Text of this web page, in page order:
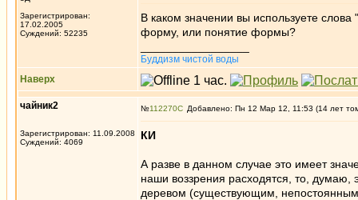
Зарегистрирован:
17.02.2005
Суждений: 52235
В каком значении вы используете
форму, или понятие формы?
Буддизм чистой воды
Наверх
чайник2
Зарегистрирован: 11.09.2008
Суждений: 4069
№112270 Добавлено: Пн 12 Мар 12, 11:53 (14 лет
КИ
А разве в данном случае это имеет
наши воззрения расходятся, то, думаю,
деревом (существующим, непостоянным